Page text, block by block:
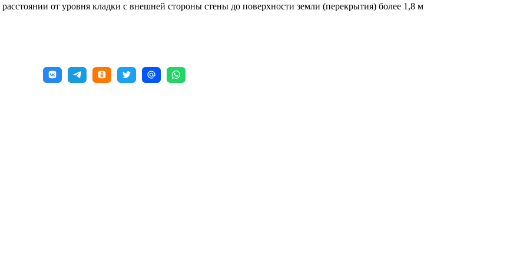
от уровня кладки с внешней стороны стены до поверхности земли (перекрытия) более 1,8 м